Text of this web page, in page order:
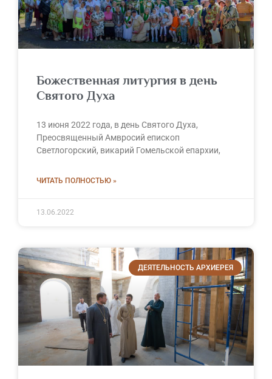
Божественная литургия в день
Святого Духа
13 июня 2022 года, в день Святого Духа,
Преосвященный Амвросий епископ
Светлогорский, викарий Гомельской епархии,
ЧИТАТЬ ПОЛНОСТЬЮ »
13.06.2022
ДЕЯТЕЛЬНОСТЬ АРХИЕРЕЯ